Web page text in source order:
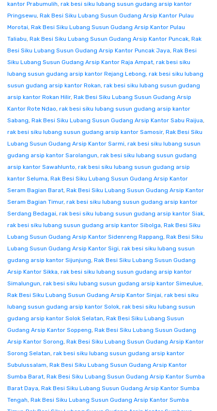
kantor Prabumulih, rak besi siku lubang susun gudang arsip kantor
Pringsewu, Rak Besi Siku Lubang Susun Gudang Arsip Kantor Pulau
Morotai, Rak Besi Siku Lubang Susun Gudang Arsip Kantor Pulau
Taliabu, Rak Besi Siku Lubang Susun Gudang Arsip Kantor Puncak, Rak
Besi Siku Lubang Susun Gudang Arsip Kantor Puncak Jaya, Rak Besi
Siku Lubang Susun Gudang Arsip Kantor Raja Ampat, rak besi siku
lubang susun gudang arsip kantor Rejang Lebong, rak besi siku lubang
susun gudang arsip kantor Rokan, rak besi siku lubang susun gudang
arsip kantor Rokan Hilir, Rak Besi Siku Lubang Susun Gudang Arsip
Kantor Rote Ndao, rak besi siku lubang susun gudang arsip kantor
Sabang, Rak Besi Siku Lubang Susun Gudang Arsip Kantor Sabu Raijua,
rak besi siku lubang susun gudang arsip kantor Samosir, Rak Besi Siku
Lubang Susun Gudang Arsip Kantor Sarmi, rak besi siku lubang susun
gudang arsip kantor Sarolangun, rak besi siku lubang susun gudang
arsip kantor Sawahlunto, rak besi siku lubang susun gudang arsip
kantor Seluma, Rak Besi Siku Lubang Susun Gudang Arsip Kantor
Seram Bagian Barat, Rak Besi Siku Lubang Susun Gudang Arsip Kantor
Seram Bagian Timur, rak besi siku lubang susun gudang arsip kantor
Serdang Bedagai, rak besi siku lubang susun gudang arsip kantor Siak,
rak besi siku lubang susun gudang arsip kantor Sibolga, Rak Besi Siku
Lubang Susun Gudang Arsip Kantor Sidenreng Rappang, Rak Besi Siku
Lubang Susun Gudang Arsip Kantor Sigi, rak besi siku lubang susun
gudang arsip kantor Sijunjung, Rak Besi Siku Lubang Susun Gudang
Arsip Kantor Sikka, rak besi siku lubang susun gudang arsip kantor
Simalungun, rak besi siku lubang susun gudang arsip kantor Simeulue,
Rak Besi Siku Lubang Susun Gudang Arsip Kantor Sinjai, rak besi siku
lubang susun gudang arsip kantor Solok, rak besi siku lubang susun
gudang arsip kantor Solok Selatan, Rak Besi Siku Lubang Susun
Gudang Arsip Kantor Soppeng, Rak Besi Siku Lubang Susun Gudang
Arsip Kantor Sorong, Rak Besi Siku Lubang Susun Gudang Arsip Kantor
Sorong Selatan, rak besi siku lubang susun gudang arsip kantor
Subulussalam, Rak Besi Siku Lubang Susun Gudang Arsip Kantor
Sumba Barat, Rak Besi Siku Lubang Susun Gudang Arsip Kantor Sumba
Barat Daya, Rak Besi Siku Lubang Susun Gudang Arsip Kantor Sumba
Tengah, Rak Besi Siku Lubang Susun Gudang Arsip Kantor Sumba